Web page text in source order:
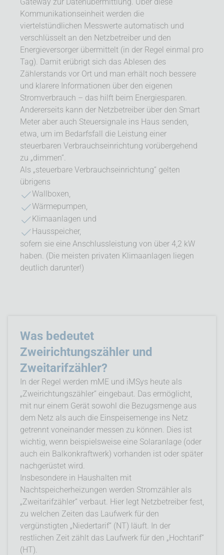
Kommunikationseinheit werden die
viertelstündlichen Messwerte automatisch und
verschlüsselt an den Netzbetreiber und den
Energieversorger übermittelt (in der Regel einmal pro
Tag). Damit erübrigt sich das Ablesen des
Zählerstands vor Ort und man erhält noch bessere
und klarere Informationen über den eigenen
Stromverbrauch – das hilft beim Energiesparen.
Andererseits kann der Netzbetreiber über den Smart
Meter aber auch Steuersignale ins Haus senden,
etwa, um im Bedarfsfall die Leistung einer
steuerbaren Verbrauchseinrichtung vorübergehend
zu „dimmen“.
Als „steuerbare Verbrauchseinrichtung“ gelten
übrigens
Wallboxen,
Wärmepumpen,
Klimaanlagen und
Hausspeicher,
sofern sie eine Anschlussleistung von über 4,2 kW
haben. (Die meisten privaten Klimaanlagen liegen
deutlich darunter!)
Was bedeutet
Zweirichtungszähler und
Zweitarifzähler?
In der Regel werden mME und iMSys heute als
„Zweirichtungszähler“ eingebaut. Das ermöglicht,
mit nur einem Gerät sowohl die Bezugsmenge aus
dem Netz als auch die Einspeisemenge ins Netz
getrennt voneinander messen zu können. Dies ist
wichtig, wenn beispielsweise eine Solaranlage (oder
auch ein Balkonkraftwerk) vorhanden ist oder später
nachgerüstet wird.
Insbesondere in Haushalten mit
Nachtspeicherheizungen werden Stromzähler als
„Zweitarifzähler“ verbaut. Hier legt Netzbetreiber fest,
zu welchen Zeiten das Laufwerk für den
vergünstigten „Niedertarif“ (NT) läuft. In der
restlichen Zeit zählt das Laufwerk für den „Hochtarif“
(HT).